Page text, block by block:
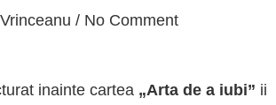
/ No Comment
inainte cartea „Arta de a iubi” ii